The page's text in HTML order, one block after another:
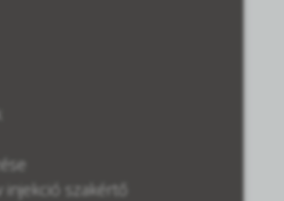
szakértő